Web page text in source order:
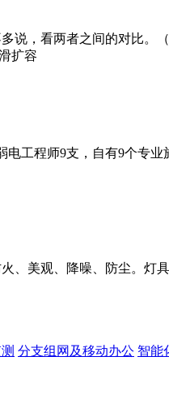
，看两者之间的对比。
扩容
工程师9支，自有9个专
、美观、降噪、防尘。灯
分支组网及移动办公 智能